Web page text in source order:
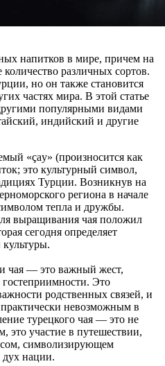
напитков в мире, причем на
различных сортов.
но он также становится
частях мира. В этой статье
популярными видами
индийский и другие
«çay» (произносится как
это культурный символ,
Турции. Возникнув на
региона в начале
тепла и дружбы.
выращивания чая положил
сегодня определяет
культуры.
чая — это важный жест,
Это
родственных связей, и
практически невозможным в
турецкого чая — это не
это участие в путешествии,
символизирующем
нации.